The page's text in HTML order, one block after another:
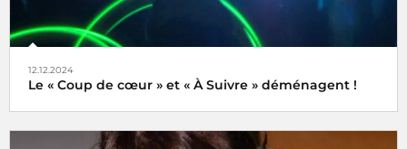
12.12.2024
Le « Coup de cœur » et « À Suivre » déménagent !